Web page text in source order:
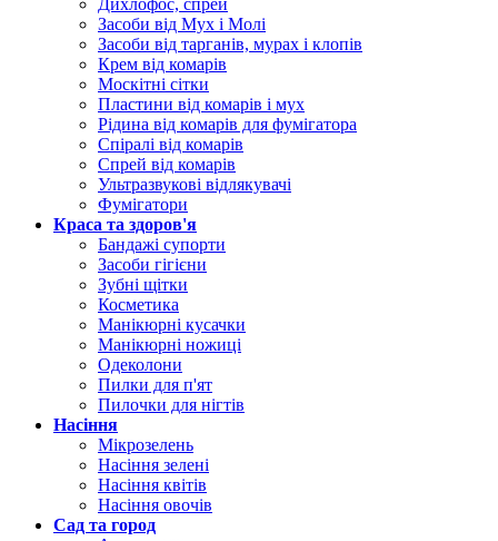
Дихлофос, спрей
Засоби від Мух і Молі
Засоби від тарганів, мурах і клопів
Крем від комарів
Москітні сітки
Пластини від комарів і мух
Рідина від комарів для фумігатора
Спіралі від комарів
Спрей від комарів
Ультразвукові відлякувачі
Фумігатори
Краса та здоров'я
Бандажі супорти
Засоби гігієни
Зубні щітки
Косметика
Манікюрні кусачки
Манікюрні ножиці
Одеколони
Пилки для п'ят
Пилочки для нігтів
Насіння
Мікрозелень
Насіння зелені
Насіння квітів
Насіння овочів
Сад та город